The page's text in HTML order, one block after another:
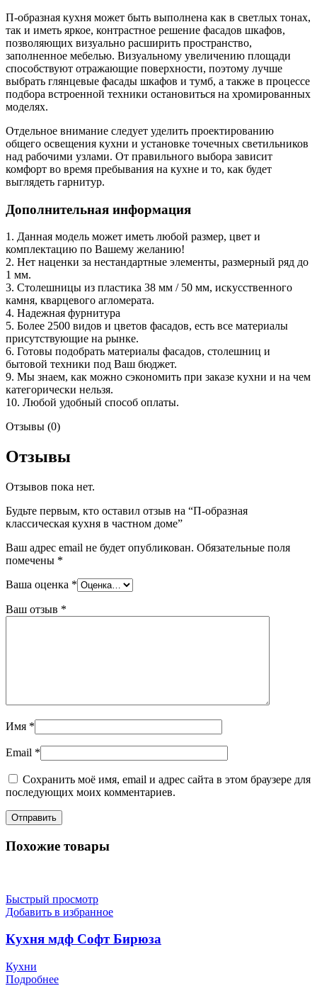
П-образная кухня может быть выполнена как в светлых тонах,
так и иметь яркое, контрастное решение фасадов шкафов,
позволяющих визуально расширить пространство,
заполненное мебелью. Визуальному увеличению площади
способствуют отражающие поверхности, поэтому лучше
выбрать глянцевые фасады шкафов и тумб, а также в процессе
подбора встроенной техники остановиться на хромированных
моделях.
Отдельное внимание следует уделить проектированию
общего освещения кухни и установке точечных светильников
над рабочими узлами. От правильного выбора зависит
комфорт во время пребывания на кухне и то, как будет
выглядеть гарнитур.
Дополнительная информация
1. Данная модель может иметь любой размер, цвет и
комплектацию по Вашему желанию!
2. Нет наценки за нестандартные элементы, размерный ряд до
1 мм.
3. Столешницы из пластика 38 мм / 50 мм, искусcтвенного
камня, кварцевого агломерата.
4. Надежная фурнитура
5. Более 2500 видов и цветов фасадов, есть все материалы
присутствующие на рынке.
6. Готовы подобрать материалы фасадов, столешниц и
бытовой техники под Ваш бюджет.
9. Мы знаем, как можно сэкономить при заказе кухни и на чем
категорически нельзя.
10. Любой удобный способ оплаты.
Отзывы (0)
Отзывы
Отзывов пока нет.
Будьте первым, кто оставил отзыв на “П-образная
классическая кухня в частном доме”
Ваш адрес email не будет опубликован. Обязательные поля
помечены *
Ваша оценка *
Ваш отзыв *
Имя *
Email *
Сохранить моё имя, email и адрес сайта в этом браузере для
последующих моих комментариев.
Похожие товары
Быстрый просмотр
Добавить в избранное
Кухня мдф Софт Бирюза
Кухни
Подробнее